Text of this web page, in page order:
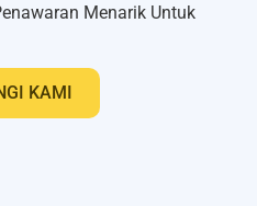
Menarik Untuk
KAMI